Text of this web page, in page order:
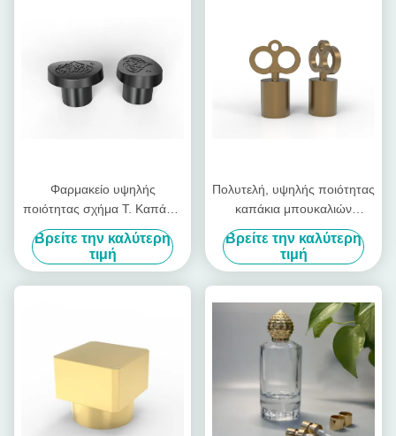
Φαρμακείο υψηλής
ποιότητας σχήμα Τ. Καπάκια
μπουκαλιών αρωμάτων Ζινκ
κράμα Καπάκια αρωμάτων
Βρείτε την καλύτερη
τιμή
Πολυτελή, υψηλής ποιότητας
καπάκια μπουκαλιών
αρωμάτων σε σχήμα κλειδιού
από Zamac, γυαλιστερά
καπάκια αρωμάτων από
κράμα ψευδαργύρου
Βρείτε την καλύτερη
τιμή